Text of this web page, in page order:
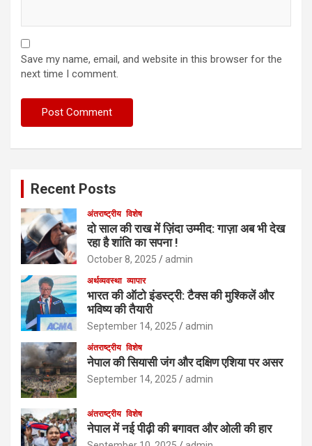
Save my name, email, and website in this browser for the
next time I comment.
Recent Posts
अंतराष्ट्रीय विशेष
दो साल की राख में ज़िंदा उम्मीद: गाज़ा अब भी देख
रहा है शांति का सपना !
October 8, 2025 admin
अर्थव्यवस्था व्यापार
भारत की ऑटो इंडस्ट्री: टैक्स की मुश्किलें और
भविष्य की तैयारी
September 14, 2025 admin
अंतराष्ट्रीय विशेष
नेपाल की सियासी जंग और दक्षिण एशिया पर असर
September 14, 2025 admin
अंतराष्ट्रीय विशेष
नेपाल में नई पीढ़ी की बगावत और ओली की हार